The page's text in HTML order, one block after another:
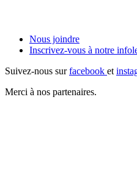
Nous joindre
Inscrivez-vous à notre
Suivez-nous sur facebook et
Merci à nos partenaires.